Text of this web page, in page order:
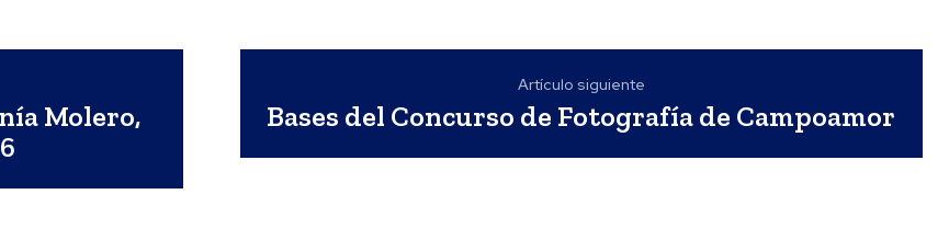
Molero,
Artículo siguiente
Bases del Concurso de Fotografía de Campoamor